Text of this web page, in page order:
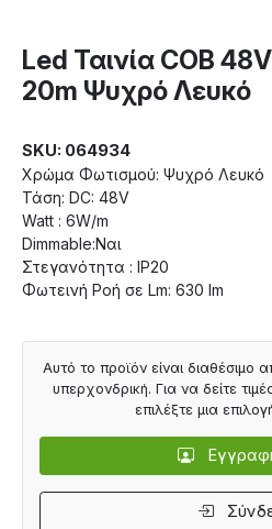
Led Ταινία COB
20m Ψυχρό Λευκό
SKU: 064934
Χρώμα Φωτισμού: Ψυχρό Λευκό
Τάση: DC: 48V
Watt : 6W/m
Dimmable:Ναι
Στεγανότητα : IP20
Φωτεινή Ροή σε Lm: 630 lm
Αυτό το προϊόν είναι διαθέσιμο
υπερχονδρική. Για να δείτε
επιλέξτε μια